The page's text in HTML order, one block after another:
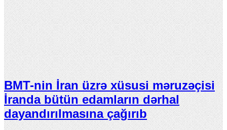
BMT-nin İran üzrə xüsusi məruzəçisi
İranda bütün edamların dərhal
dayandırılmasına çağırıb